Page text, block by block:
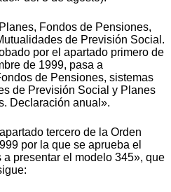
Fondos de Pensiones,
de Previsión Social.
por el apartado primero de
de 1999, pasa a
de Pensiones, sistemas
de Previsión Social y Planes
Declaración anual».
tercero de la Orden
por la que se aprueba el
presentar el modelo 345», que